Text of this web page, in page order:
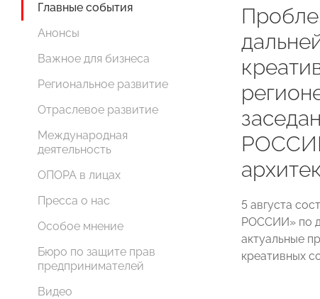
Главные события
Анонсы
Важное для бизнеса
Региональное развитие
Отраслевое развитие
Международная
деятельность
ОПОРА в лицах
Пресса о нас
Особое мнение
Бюро по защите прав
предпринимателей
Видео
5 августа
РОССИИ» по
актуальные
креативных